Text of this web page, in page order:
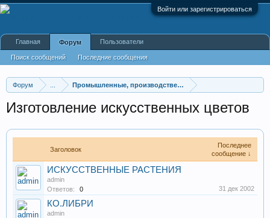
Войти или зарегистрироваться
Форум Промышленные, производственные и перерабатывающие
Изготовление искусственных цветов
Заголовок
Последнее
сообщение ↓
ИСКУССТВЕННЫЕ РАСТЕНИЯ
admin
Ответов:
0 31 дек 2002
КО.ЛИБРИ
admin
Главная Форум
Поиск сообщений Последние сообщения
Пользователи